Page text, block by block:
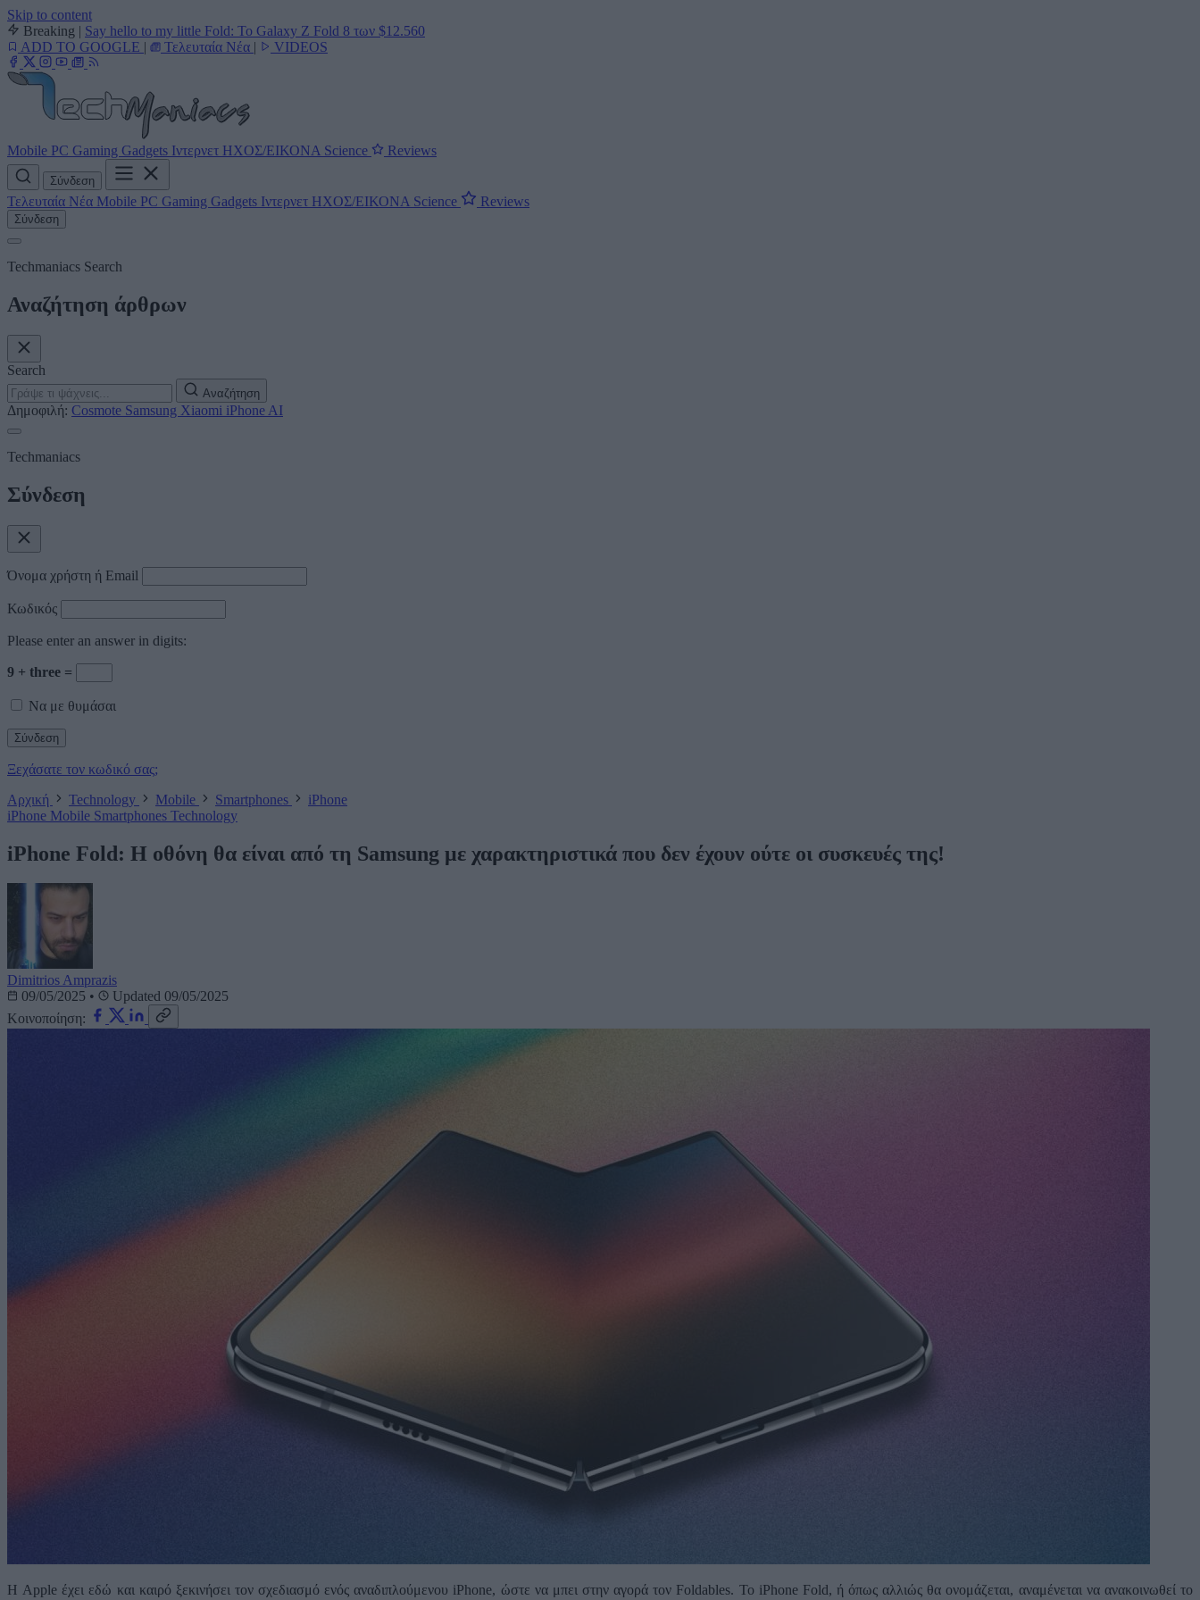
Skip to content
Breaking | Say hello to my little Fold: Το Galaxy Z Fold 8 των $12.560
ADD TO GOOGLE | Τελευταία Νέα | VIDEOS
Mobile PC Gaming Gadgets Ιντερνετ ΗΧΟΣ/ΕΙΚΟΝΑ Science Reviews
Σύνδεση
Τελευταία Νέα Mobile PC Gaming Gadgets Ιντερνετ ΗΧΟΣ/ΕΙΚΟΝΑ Science Reviews
Σύνδεση
Techmaniacs Search
Αναζήτηση άρθρων
Search
Αναζήτηση
Δημοφιλή: Cosmote Samsung Xiaomi iPhone AI
Techmaniacs
Σύνδεση
Όνομα χρήστη ή Email
Κωδικός
Please enter an answer in digits:
9 + three =
Να με θυμάσαι
Ξεχάσατε τον κωδικό σας;
Αρχική
Technology Mobile Smartphones
iPhone
iPhone Mobile Smartphones Technology
iPhone Fold: Η οθόνη θα είναι από τη Samsung με χαρακτηριστικά που δεν έχουν ούτε οι συσκευές της!
Dimitrios Amprazis
09/05/2025 •
Updated 09/05/2025
Κοινοποίηση:
Η Apple έχει εδώ και καιρό ξεκινήσει τον σχεδιασμό ενός αναδιπλούμενου iPhone, ώστε να μπει στην αγορά τον Foldables. Το iPhone Fold, ή όπως αλλιώς θα ονομάζεται, αναμένεται να ανακοινωθεί το